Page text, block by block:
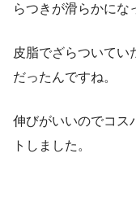
らつきが滑らかにな
皮脂でざらついてい
だったんですね。
伸びがいいのでコス
トしました。